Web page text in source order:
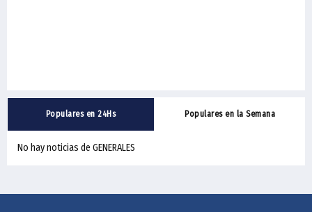
Populares en 24Hs Populares en la Semana
No hay noticias de GENERALES